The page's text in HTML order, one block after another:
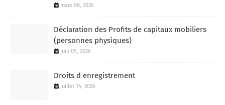
mars 08, 2026
Déclaration des Profits de capitaux mobiliers
(personnes physiques)
juin 05, 2026
Droits d enregistrement
juillet 14, 2026